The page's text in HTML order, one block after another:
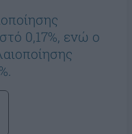
0,17%, ενώ ο